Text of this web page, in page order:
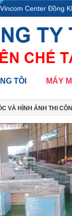
Center Đồng
TÔI MÁY
VÀ HÌNH ẢNH THI